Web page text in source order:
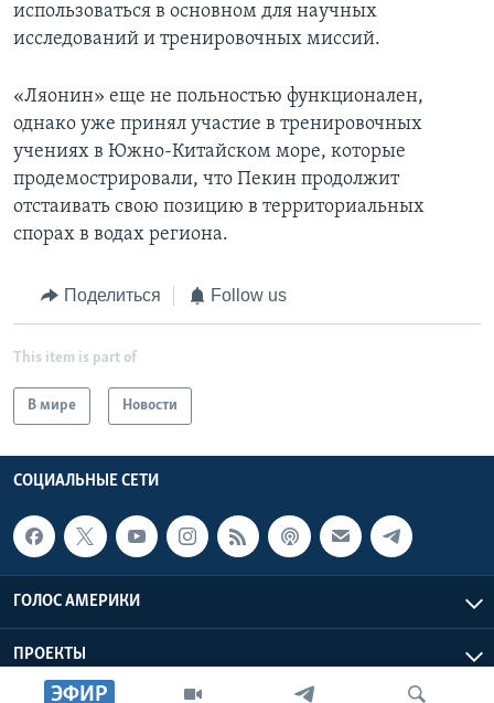
ЭФИР
использоваться в основном для научных
исследований и тренировочных миссий.
«Ляонин» еще не польностью функционален,
однако уже принял участие в тренировочных
учениях в Южно-Китайском море, которые
продемострировали, что Пекин продолжит
отстаивать свою позицию в территориальных
спорах в водах региона.
Поделиться Follow us
This item is part of
В мире Новости
СОЦИАЛЬНЫЕ СЕТИ
ГОЛОС АМЕРИКИ
ПРОЕКТЫ